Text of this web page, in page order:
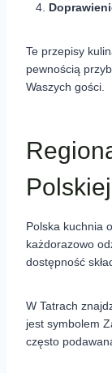
Te przepisy
pewnością
Waszych gości.
Polska kuchnia
każdorazowo
dostępność
W Tatrach
jest symbolem
często